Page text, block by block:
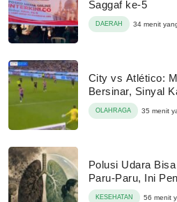
Saggaf ke-5
DAERAH 34 menit
City vs Atlético:
Bersinar, Sinyal
OLAHRAGA 35 menit
Polusi Udara
Paru-Paru, Ini
KESEHATAN 56 menit